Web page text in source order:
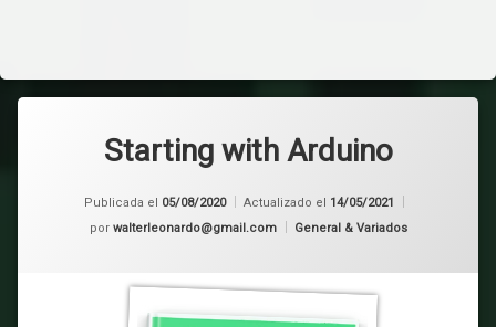
Starting with Arduino
Publicada el 05/08/2020 Actualizado el 14/05/2021
por walterleonardo@gmail.com Categorías:
General & Variados